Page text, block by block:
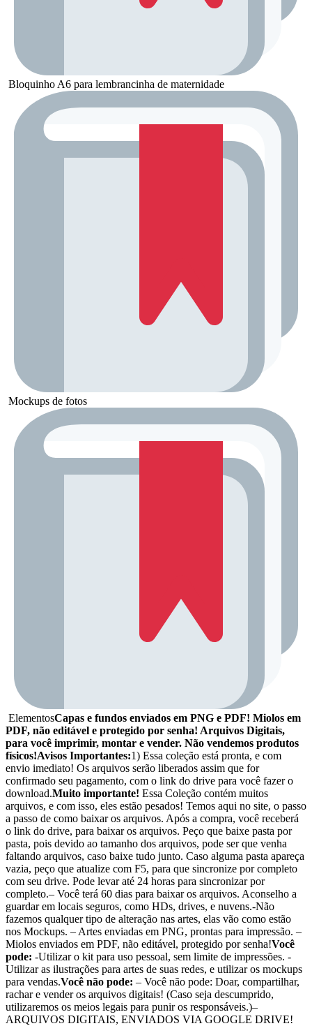
Bloquinho A6 para lembrancinha de maternidade
Mockups de fotos
ElementosCapas e fundos enviados em PNG e PDF! Miolos em
PDF, não editável e protegido por senha! Arquivos Digitais,
para você imprimir, montar e vender. Não vendemos produtos
físicos!Avisos Importantes:1) Essa coleção está pronta, e com
envio imediato! Os arquivos serão liberados assim que for
confirmado seu pagamento, com o link do drive para você fazer o
download.Muito importante! Essa Coleção contém muitos
arquivos, e com isso, eles estão pesados! Temos aqui no site, o passo
a passo de como baixar os arquivos. Após a compra, você receberá
o link do drive, para baixar os arquivos. Peço que baixe pasta por
pasta, pois devido ao tamanho dos arquivos, pode ser que venha
faltando arquivos, caso baixe tudo junto. Caso alguma pasta apareça
vazia, peço que atualize com F5, para que sincronize por completo
com seu drive. Pode levar até 24 horas para sincronizar por
completo.– Você terá 60 dias para baixar os arquivos. Aconselho a
guardar em locais seguros, como HDs, drives, e nuvens.-Não
fazemos qualquer tipo de alteração nas artes, elas vão como estão
nos Mockups. – Artes enviadas em PNG, prontas para impressão. –
Miolos enviados em PDF, não editável, protegido por senha!Você
pode: -Utilizar o kit para uso pessoal, sem limite de impressões. -
Utilizar as ilustrações para artes de suas redes, e utilizar os mockups
para vendas.Você não pode: – Você não pode: Doar, compartilhar,
rachar e vender os arquivos digitais! (Caso seja descumprido,
utilizaremos os meios legais para punir os responsáveis.)–
ARQUIVOS DIGITAIS, ENVIADOS VIA GOOGLE DRIVE!